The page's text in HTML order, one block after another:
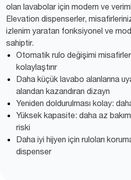
olan lavabolar için modern ve
Elevation dispenserler,
izlenim yaratan fonksiyonel ve
sahiptir.
Otomatik rulo değişimi
kolaylaştırır
Daha küçük lavabo alanlarına
alandan kazandıran dizayn
Yeniden doldurulması kolay:
Yüksek kapasite: daha az
riski
Daha iyi hijyen için ruloları
dispenser